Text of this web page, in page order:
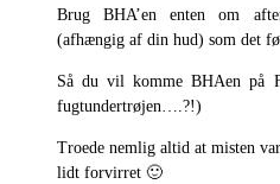
Brug BHA’en enten om
(afhængig af din hud) som det
Så du vil komme BHAen på
fugtundertrøjen….?!)
Troede nemlig altid at misten
lidt forvirret 🙂